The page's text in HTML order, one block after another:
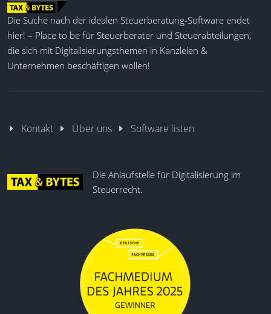
Die Suche nach der idealen Steuerberatung-Software endet
hier! – Place to be für Steuerberater und Steuerabteilungen,
die sich mit Digitalisierungsthemen in Kanzleien &
Unternehmen beschäftigen wollen!
Kontakt Über uns Software listen
Die Anlaufstelle für Digitalisierung im
Steuerrecht.